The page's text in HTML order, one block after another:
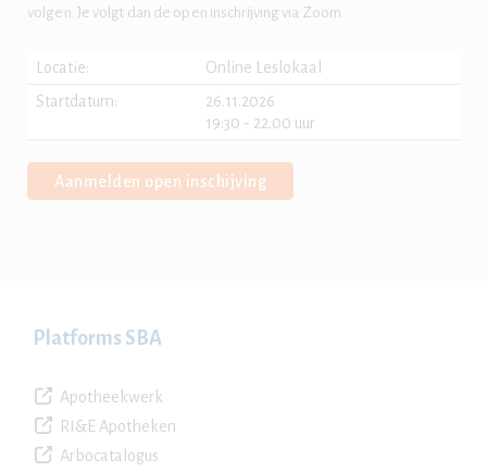
volgen. Je volgt dan de open inschrijving via Zoom.
Locatie:
Online Leslokaal
Startdatum:
26.11.2026
19:30 - 22.00 uur
Aanmelden open inschijving
Platforms SBA
Apotheekwerk
RI&E Apotheken
Arbocatalogus